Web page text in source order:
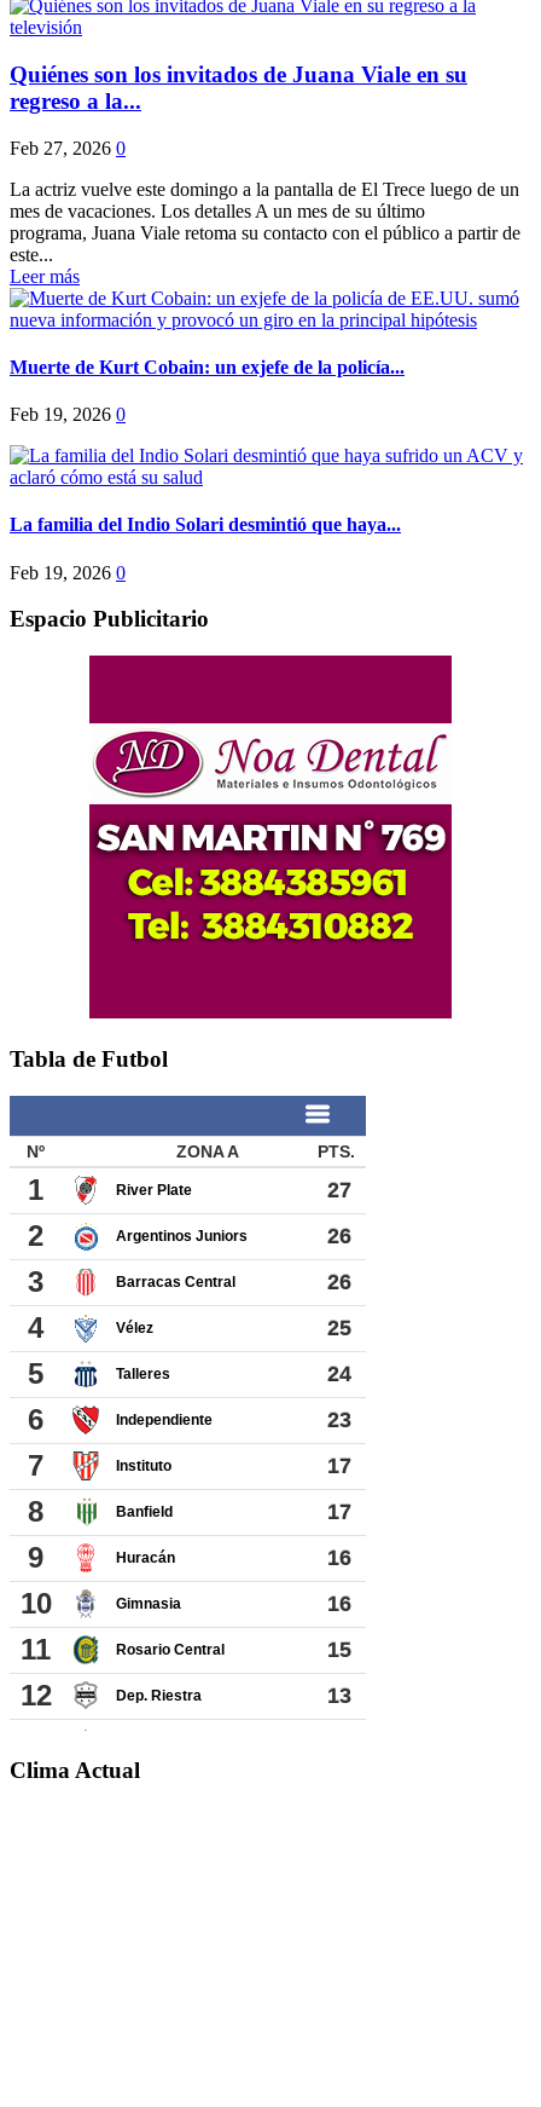
Quiénes son los invitados de Juana Viale en su
regreso a la...
Feb 27, 2026 0
La actriz vuelve este domingo a la pantalla de El Trece luego de un
mes de vacaciones. Los detalles A un mes de su último
programa, Juana Viale retoma su contacto con el público a partir de
este...
Leer más
Muerte de Kurt Cobain: un exjefe de la policía...
Feb 19, 2026 0
La familia del Indio Solari desmintió que haya...
Feb 19, 2026 0
Espacio Publicitario
Tabla de Futbol
Clima Actual